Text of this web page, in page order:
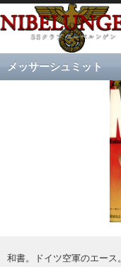
メッサーシュミット
和書。ドイツ空軍のエース。